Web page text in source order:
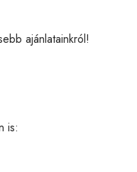
ajánlatainkról!
is: